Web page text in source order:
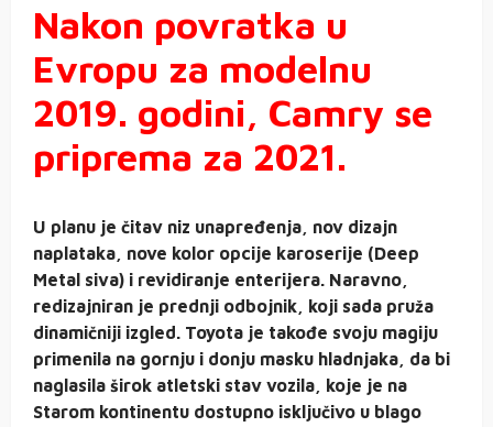
Nakon povratka u
Evropu za modelnu
2019. godini, Camry se
priprema za 2021.
U planu je čitav niz unapređenja, nov dizajn
naplataka, nove kolor opcije karoserije (Deep
Metal siva) i revidiranje enterijera. Naravno,
redizajniran je prednji odbojnik, koji sada pruža
dinamičniji izgled. Toyota je takođe svoju magiju
primenila na gornju i donju masku hladnjaka, da bi
naglasila širok atletski stav vozila, koje je na
Starom kontinentu dostupno isključivo u blago